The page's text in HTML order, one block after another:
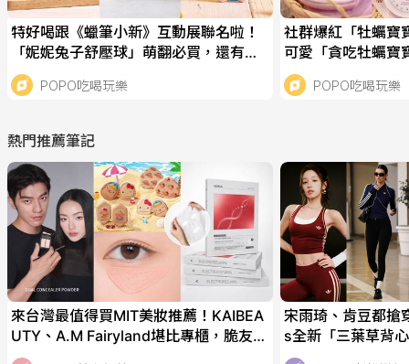
特好喝跟《蠟筆小新》互動展聯名啦！
「妮妮兔子舒壓球」萌翻必買，還有限
定「芒夏啵啵冰沙」要喝！
POPO吃喝玩樂
社群爆紅「牡蠣寶
可愛「貪吃牡蠣寶
幫牡蠣寶寶洗澡&
POPO吃喝玩樂
熱門推薦筆記
來台灣最值得買MIT美妝推薦！KAIBEA
UTY、A.M Fairyland堪比專櫃，脆友激
推AKIMIA微電流面膜！
宋雨琦、肯豆都
s全新「三葉草背
天穿！直接當日常